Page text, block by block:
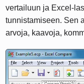
vertailuun ja Excel-
tunnistamiseen. Sen
arvoja, kaavoja,